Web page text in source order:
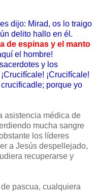
dijo: Mirad, os lo traigo
delito hallo en él.
de espinas y el manto
el hombre!
y los
¡Crucifícale!
porque yo
asistencia médica de
mucha sangre
los líderes
a Jesús despellejado,
recuperarse y
pascua, cualquiera